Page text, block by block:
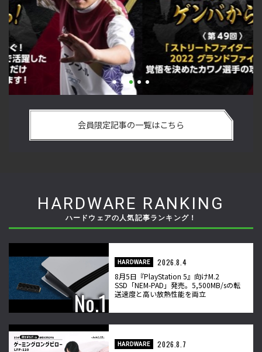
悟を決めたカワノ選手の攻略を解説！【ストーム久保のプロ
格闘ゲーマーのゲンバから！ 第49回】
会員限定記事の一覧はこちら
HARDWARE RANKING
ハードウェアの人気記事ランキング！
HARDWARE
2026.8.4
8月5日『PlayStation 5』向けM.2
SSD「NEM-PAD」発売。5,500MB/sの転
送速度と高い放熱性能を両立
HARDWARE
2026.8.7